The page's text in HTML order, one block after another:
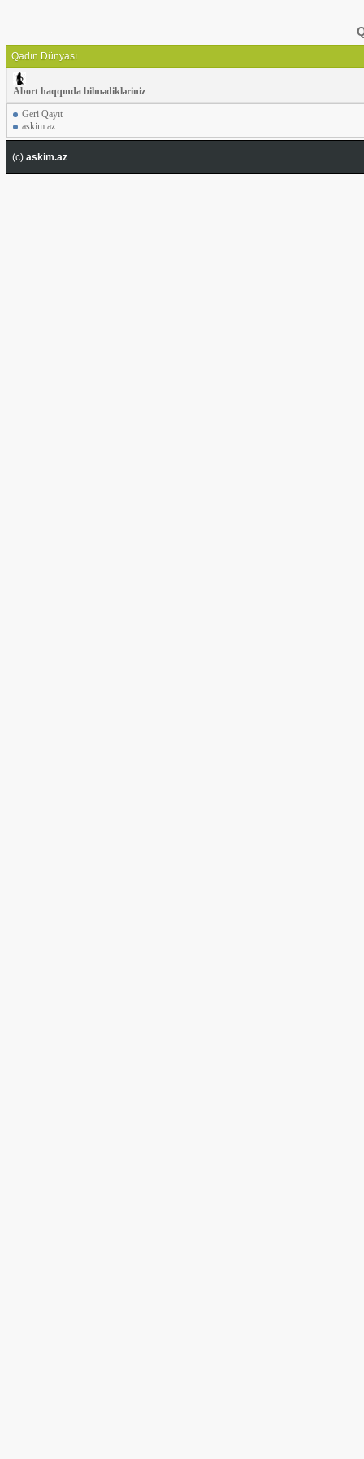
Qadın Dünyası
Abort haqqında bilmədikləriniz
Geri Qayıt
askim.az
(c) askim.az